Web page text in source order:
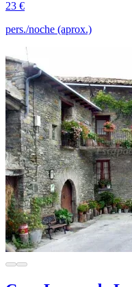
23 €
pers./noche (aprox.)